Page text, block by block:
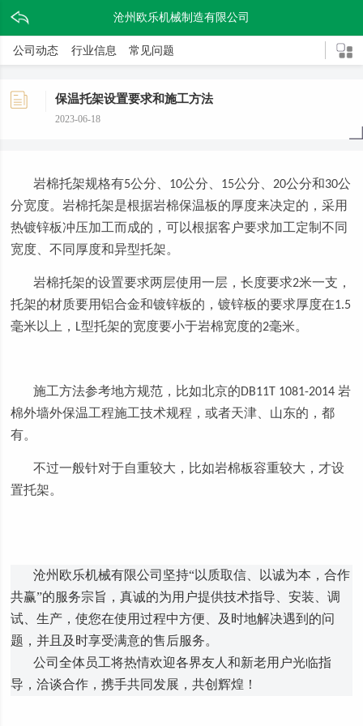
沧州欧乐机械制造有限公司
公司动态 行业信息 常见问题
保温托架设置要求和施工方法
2023-06-18
岩棉托架规格有5公分、 10公分、 15公分、 20公分和30公
分宽度。岩棉托架是根据岩棉保温板的厚度来决定的，采用
热镀锌板冲压加工而成的，可以根据客户要求加工定制不同
宽度、不同厚度和异型托架。
岩棉托架的设置要求两层使用一层，长度要求2米一支，
托架的材质要用铝合金和镀锌板的，镀锌板的要求厚度在1.5
毫米以上， L型托架的宽度要小于岩棉宽度的2毫米。
施工方法参考地方规范，比如北京的DB11T 1081-2014岩
棉外墙外保温工程施工技术规程，或者天津、山东的，都
有。
不过一般针对于自重较大，比如岩棉板容重较大，才设
置托架。
沧州欧乐机械有限公司 坚持“以质取信、以诚为本，合作
共赢”的服务宗旨，真诚的为用户提供技术指导、安装、调
试、生产，使您在使用过程中方便、及时地解决遇到的问
题，并且及时享受满意的售后服务。
公司全体员工将热情欢迎各界友人和新老用户光临指
导，洽谈合作，携手共同发展，共创辉煌！